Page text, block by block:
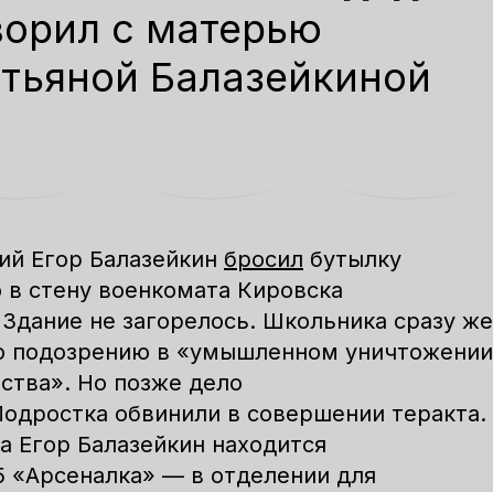
с матерью
Балазейкиной
Егор Балазейкин бросил бутылку
стену военкомата Кировска
не загорелось. Школьника сразу же
подозрению в «умышленном уничтожении
. Но позже дело
обвинили в совершении теракта.
Егор Балазейкин находится
— в отделении для